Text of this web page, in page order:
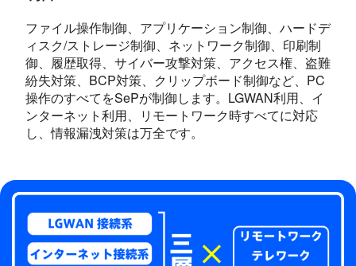
ファイル操作制御、アプリケーション制御、ハードデ
ィスク/ストレージ制御、ネットワーク制御、印刷制
御、履歴取得、サイバー攻撃対策、アクセス権、盗難
紛失対策、BCP対策、クリップボード制御など、PC
操作のすべてをSePが制御します。LGWAN利用、イ
ンターネット利用、リモートワーク時すべてに対応
し、情報漏洩対策は万全です。